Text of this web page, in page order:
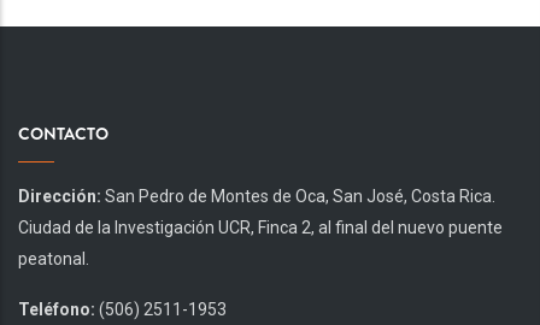
CONTACTO
Dirección: San Pedro de Montes de Oca, San José, Costa Rica.
Ciudad de la Investigación UCR, Finca 2, al final del nuevo puente
peatonal.
Teléfono: (506) 2511-1953